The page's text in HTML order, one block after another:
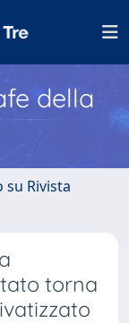
della
Rivista
torna